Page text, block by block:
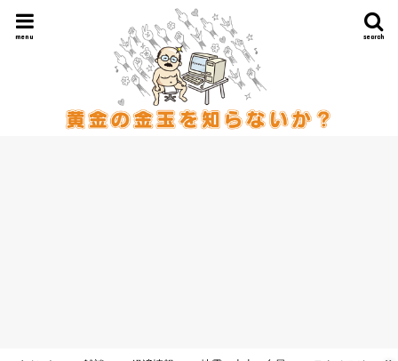
search
menu